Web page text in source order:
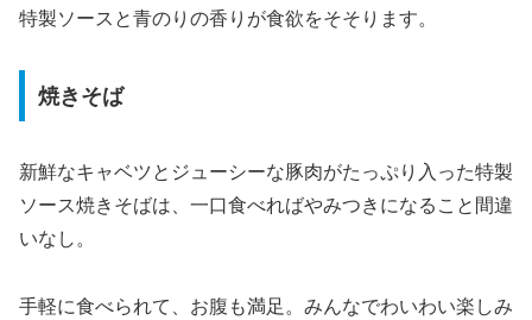
特製ソースと青のりの香りが食欲をそそります。
焼きそば
新鮮なキャベツとジューシーな豚肉がたっぷり入った特製
ソース焼きそばは、一口食べればやみつきになること間違
いなし。
手軽に食べられて、お腹も満足。みんなでわいわい楽しみ